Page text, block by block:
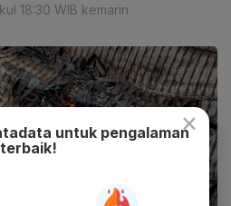
18:30 WIB kemarin
×
untuk pengalaman
terbaik!